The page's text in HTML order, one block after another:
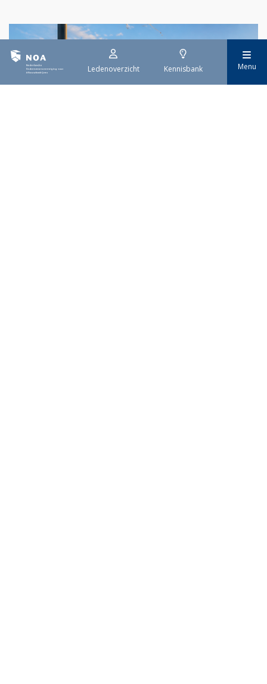
Ledenoverzicht Kennisbank Menu